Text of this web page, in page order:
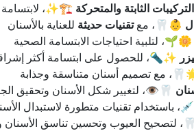
الثابتة والمتحركة 🏗️✨، لابتسامة
👶🦷، معتقنيات حديثة للعناية بالأسنان
🌼🌱، لتلبية احتياجات الابتسامة الصحية
✨🔦، للحصول على ابتسامة أكثر
مع تصميم أسنان متناسقة وجذابة
🦷👁️، لتغيير شكل الأسنان وتحقيق
باستخدام تقنيات متطورة لاستبدال
لتصحيح العيوب وتحسين تناسق الأسنان